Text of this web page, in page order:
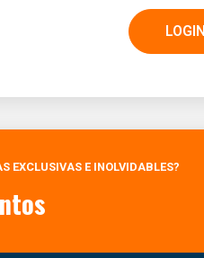
LOGIN
EXCLUSIVAS E INOLVIDABLES?